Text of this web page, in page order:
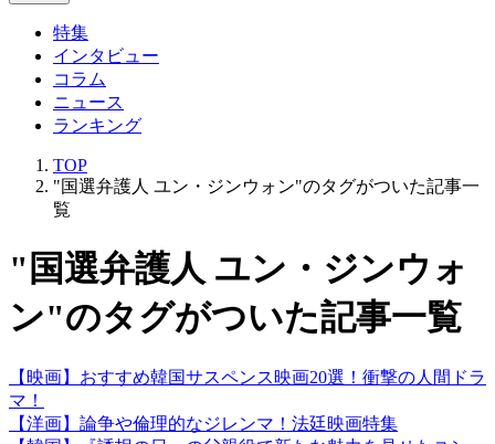
特集
インタビュー
コラム
ニュース
ランキング
TOP
"国選弁護人 ユン・ジンウォン"のタグがついた記事一
覧
"国選弁護人 ユン・ジンウォ
ン"のタグがついた記事一覧
【映画】おすすめ韓国サスペンス映画20選！衝撃の人間ドラ
マ！
【洋画】論争や倫理的なジレンマ！法廷映画特集